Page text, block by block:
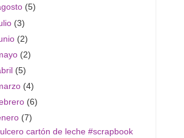
(5)
(3)
(2)
(2)
(5)
(4)
(6)
(7)
cartón de leche #scrapbook